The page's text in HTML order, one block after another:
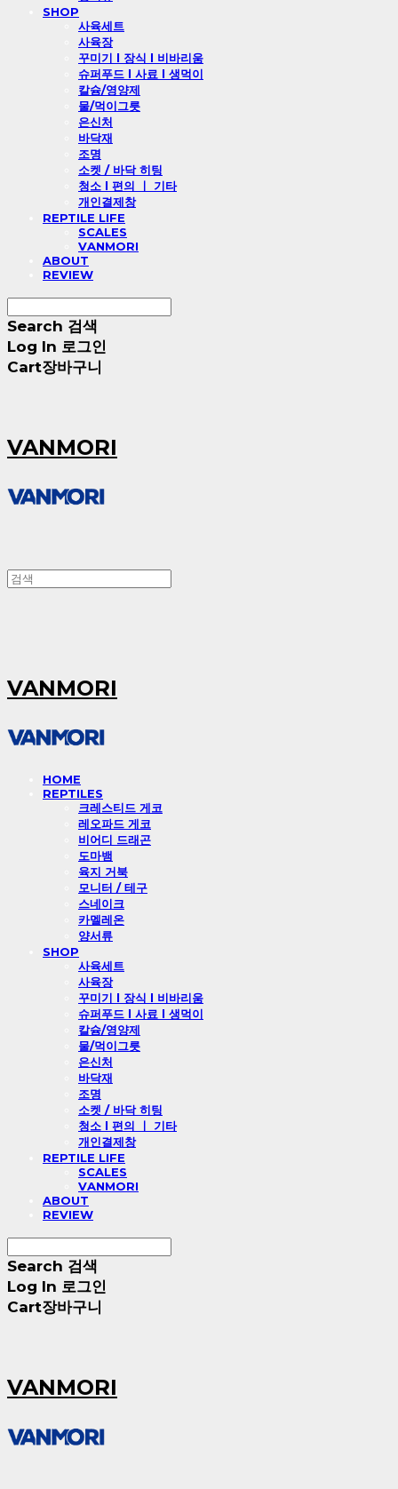
SHOP
사육세트
사육장
꾸미기 l 장식 l 비바리움
슈퍼푸드 l 사료 l 생먹이
칼슘/영양제
물/먹이그릇
은신처
바닥재
조명
소켓 / 바닥 히팅
청소 l 편의 ㅣ 기타
개인결제창
REPTILE LIFE
SCALES
VANMORI
ABOUT
REVIEW
Search 검색
Log In 로그인
Cart장바구니
VANMORI
VANMORI
HOME
REPTILES
크레스티드 게코
레오파드 게코
비어디 드래곤
도마뱀
육지 거북
모니터 / 테구
스네이크
카멜레온
양서류
SHOP
사육세트
사육장
꾸미기 l 장식 l 비바리움
슈퍼푸드 l 사료 l 생먹이
칼슘/영양제
물/먹이그릇
은신처
바닥재
조명
소켓 / 바닥 히팅
청소 l 편의 ㅣ 기타
개인결제창
REPTILE LIFE
SCALES
VANMORI
ABOUT
REVIEW
Search 검색
Log In 로그인
Cart장바구니
VANMORI